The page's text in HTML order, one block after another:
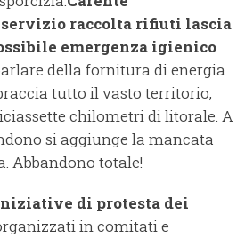
raccolta rifiuti lascia
emergenza igienico
della fornitura di energia
tutto il vasto territorio,
chilometri di litorale. A
si aggiunge la mancata
Abbandono totale!
di protesta dei
in comitati e